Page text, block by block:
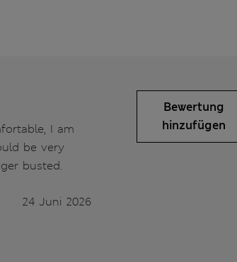
I am
be very
busted.
24 Juni 2026
Bewertung
hinzufügen